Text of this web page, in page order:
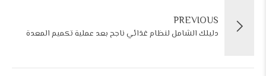
PREVIOUS
دليلك الشامل لنظام غذائي ناجح بعد عملية تكميم المعدة